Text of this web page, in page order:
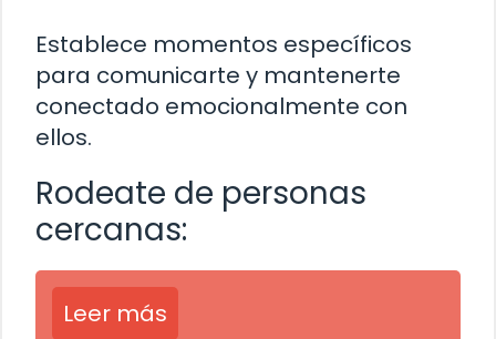
Establece momentos específicos
para comunicarte y mantenerte
conectado emocionalmente con
ellos.
Rodeate de personas
cercanas:
Leer más